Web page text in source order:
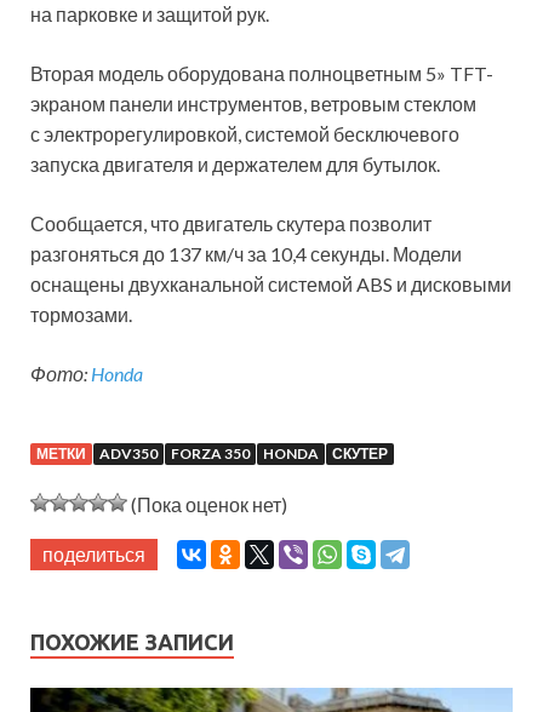
на парковке и защитой рук.
Вторая модель оборудована полноцветным 5» TFT-
экраном панели инструментов, ветровым стеклом
с электрорегулировкой, системой бесключевого
запуска двигателя и держателем для бутылок.
Сообщается, что двигатель скутера позволит
разгоняться до 137 км/ч за 10,4 секунды. Модели
оснащены двухканальной системой ABS и дисковыми
тормозами.
Фото: Honda
МЕТКИ ADV350 FORZA 350 HONDA СКУТЕР
(Пока оценок нет)
поделиться
ПОХОЖИЕ ЗАПИСИ